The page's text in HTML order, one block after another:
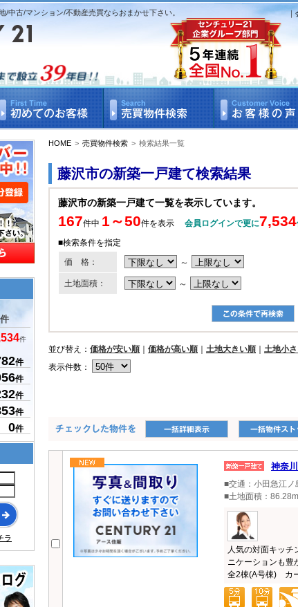
/中古/マンション/不動産売買ならおまかせ下さい。 ｜
HOME > 売買物件検索 > 検索結果一覧
藤沢市の新築一戸建て検索結果
藤沢市の新築一戸建て一覧を表示しています。
167件中 1～50件を表示 会員ログインで更に7,534
■検索条件を指定
価 格：
～
土地面積： ～
並び替え： 価格が安い順 価格が高い順 土地大きい順 土地小
表示件数：
神奈
■交通：小田急江
■土地面積：
人気の対面キッチ
ニケーションも豊
全2棟(A号棟) カ
件
件
件
件
件
件
0件
ラ